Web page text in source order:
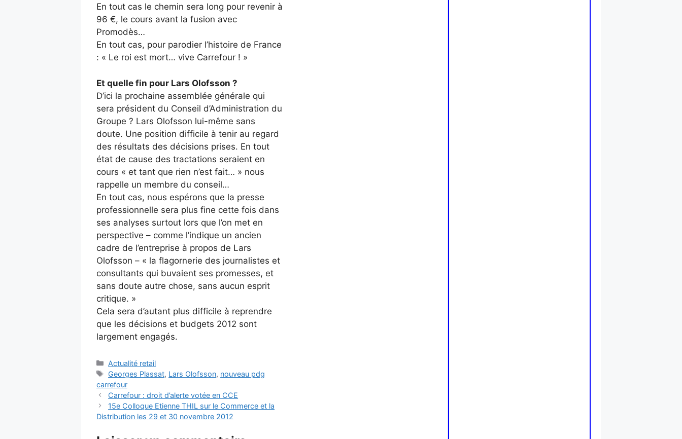
En tout cas le chemin sera long pour revenir à
96 €, le cours avant la fusion avec
Promodès…
En tout cas, pour parodier l’histoire de France
: « Le roi est mort… vive Carrefour ! »
Et quelle fin pour Lars Olofsson ?
D’ici la prochaine assemblée générale qui
sera président du Conseil d’Administration du
Groupe ? Lars Olofsson lui-même sans
doute. Une position difficile à tenir au regard
des résultats des décisions prises. En tout
état de cause des tractations seraient en
cours « et tant que rien n’est fait… » nous
rappelle un membre du conseil…
En tout cas, nous espérons que la presse
professionnelle sera plus fine cette fois dans
ses analyses surtout lors que l’on met en
perspective – comme l’indique un ancien
cadre de l’entreprise à propos de Lars
Olofsson – « la flagornerie des journalistes et
consultants qui buvaient ses promesses, et
sans doute autre chose, sans aucun esprit
critique. »
Cela sera d’autant plus difficile à reprendre
que les décisions et budgets 2012 sont
largement engagés.
Catégories
Actualité retail
Étiquettes
Georges Plassat, Lars Olofsson, nouveau pdg
carrefour
Carrefour : droit d’alerte votée en CCE
15e Colloque Etienne THIL sur le Commerce et la
Distribution les 29 et 30 novembre 2012